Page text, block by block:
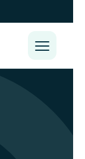
Otwórz